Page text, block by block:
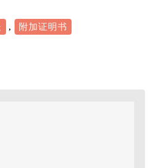
, 附加证明书